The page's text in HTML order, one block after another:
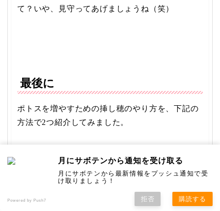
て？いや、見守ってあげましょうね（笑）
最後に
ポトスを増やすための挿し穂のやり方を、下記の
方法で2つ紹介してみました。
初めに水挿しにする。
挿し木用の土に挿し穂する。
月にサボテンから通知を受け取る
月にサボテンから最新情報をプッシュ通知で受
け取りましょう！
Powered by Push7 拒否 購読する